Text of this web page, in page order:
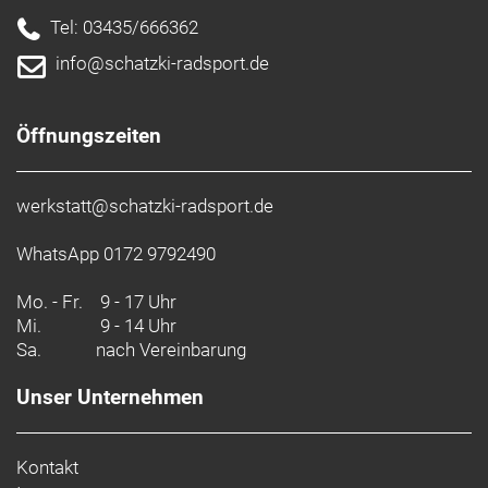
Griffe: Syncros Comfort Lock On grips
Sattel: DDK Vacuum Saddle
Sattelstütze: HL SP C212, 31.6mm, Black
Gewicht: 13,42 kg
Empfehlung Mindestgröße: 155 cm
Empfehlung Maximalgröße: 167 cm
Zulässiges Gesamtgewicht: 130 kg
Tel: 03435/666362
info@schatzki-radsport.de
Öffnungszeiten
werkstatt@schatzki-radsport.de
WhatsApp 0172 9792490
Mo. - Fr. 9 - 17 Uhr
Mi.
9 - 14 Uhr
Sa.
nach Vereinbarung
Unser Unternehmen
Kontakt